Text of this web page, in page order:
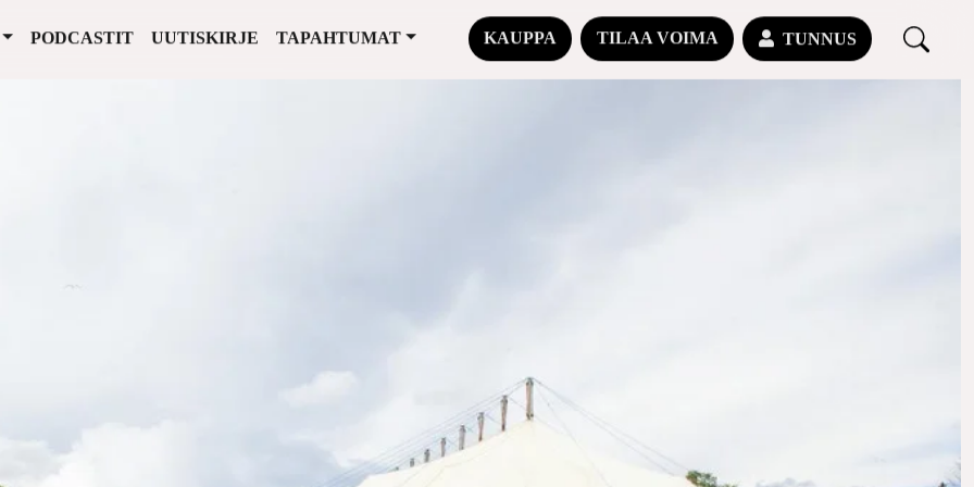
PODCASTIT UUTISKIRJE TAPAHTUMAT KAUPPA TILAA VOIMA TUNNUS